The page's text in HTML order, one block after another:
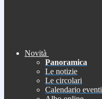
Novità
Panoramica
Le notizie
Le circolari
Calendario eventi